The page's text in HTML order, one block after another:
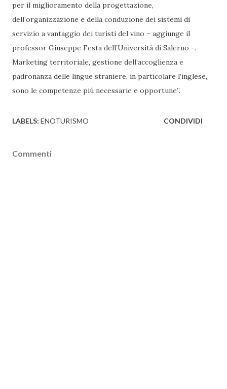
per il miglioramento della progettazione,
dell’organizzazione e della conduzione dei sistemi di
servizio a vantaggio dei turisti del vino – aggiunge il
professor Giuseppe Festa dell’Università di Salerno -.
Marketing territoriale, gestione dell’accoglienza e
padronanza delle lingue straniere, in particolare l’inglese,
sono le competenze più necessarie e opportune”.
LABELS: ENOTURISMO CONDIVIDI
Commenti